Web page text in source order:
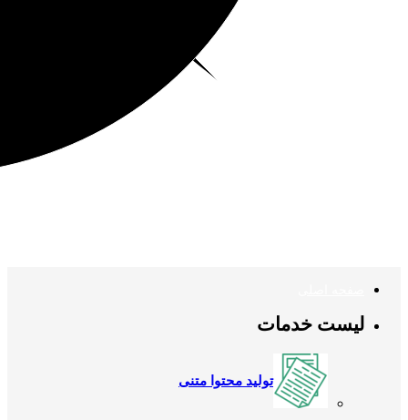
لیست خدمات
تولید محتوا متنی